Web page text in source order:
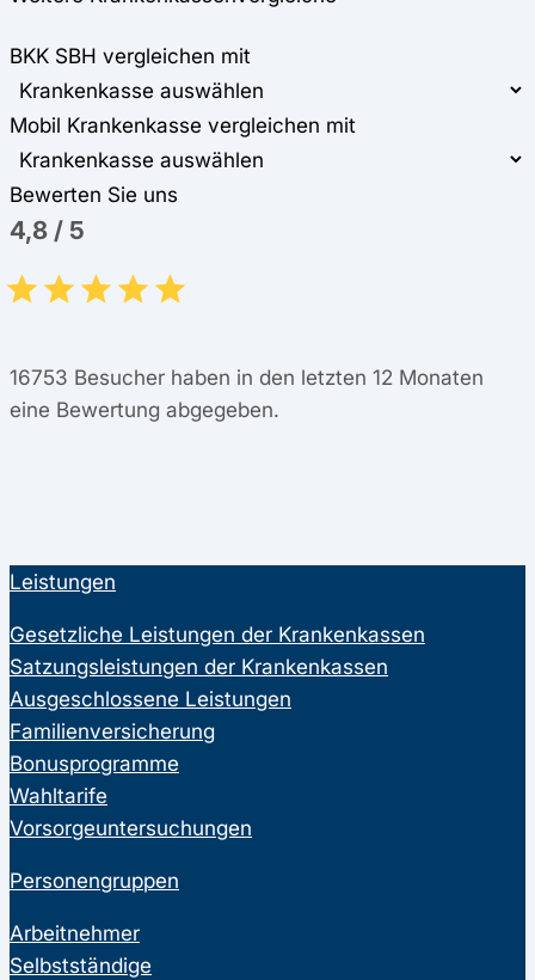
BKK SBH vergleichen mit
Mobil Krankenkasse vergleichen mit
Bewerten Sie uns
4,8 / 5
16753 Besucher haben in den letzten 12 Monaten
eine Bewertung abgegeben.
Leistungen
Gesetzliche Leistungen der Krankenkassen
Satzungsleistungen der Krankenkassen
Ausgeschlossene Leistungen
Familienversicherung
Bonusprogramme
Wahltarife
Vorsorgeuntersuchungen
Personengruppen
Arbeitnehmer
Selbstständige